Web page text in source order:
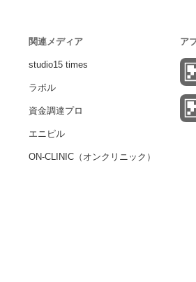
関連メディア
studio15 times
ラボル
資金調達プロ
エニピル
ON-CLINIC（オンクリニック）
ア